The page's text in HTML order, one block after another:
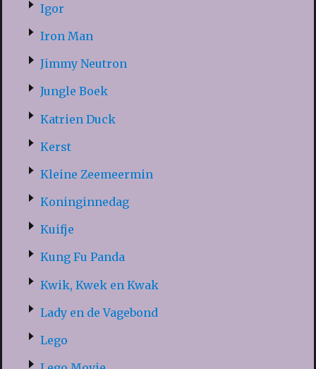
Igor
Iron Man
Jimmy Neutron
Jungle Boek
Katrien Duck
Kerst
Kleine Zeemeermin
Koninginnedag
Kuifje
Kung Fu Panda
Kwik, Kwek en Kwak
Lady en de Vagebond
Lego